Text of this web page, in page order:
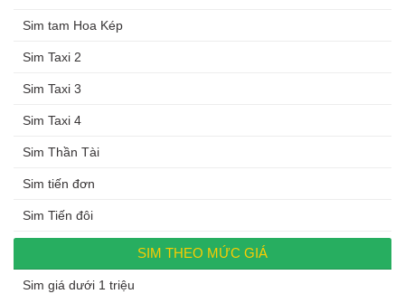
Sim tam Hoa Kép
Sim Taxi 2
Sim Taxi 3
Sim Taxi 4
Sim Thần Tài
Sim tiến đơn
Sim Tiến đôi
SIM THEO MỨC GIÁ
Sim giá dưới 1 triệu